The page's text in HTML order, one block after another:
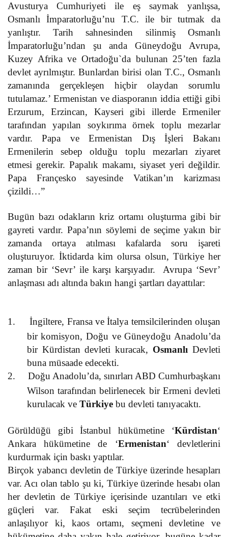
Avusturya Cumhuriyeti ile eş saymak yanlışsa,
Osmanlı İmparatorluğu’nu T.C. ile bir tutmak da
yanlıştır. Tarih sahnesinden silinmiş Osmanlı
İmparatorluğu’ndan şu anda Güneydoğu Avrupa,
Kuzey Afrika ve Ortadoğu`da bulunan 25’ten fazla
devlet ayrılmıştır. Bunlardan birisi olan T.C., Osmanlı
zamanında gerçekleşen hiçbir olaydan sorumlu
tutulamaz.’ Ermenistan ve diasporanın iddia ettiği gibi
Erzurum, Erzincan, Kayseri gibi illerde Ermeniler
tarafından yapılan soykırıma örnek toplu mezarlar
vardır. Papa ve Ermenistan Dış İşleri Bakanı
Ermenilerin sebep olduğu toplu mezarları ziyaret
etmesi gerekir. Papalık makamı, siyaset yeri değildir.
Papa Françesko sayesinde Vatikan’ın karizması
çizildi…”
Bugün bazı odakların kriz ortamı oluşturma gibi bir
gayreti vardır. Papa’nın söylemi de seçime yakın bir
zamanda ortaya atılması kafalarda soru işareti
oluşturuyor. İktidarda kim olursa olsun, Türkiye her
zaman bir ‘Sevr’ ile karşı karşıyadır. Avrupa ‘Sevr’
anlaşması adı altında bakın hangi şartları dayattılar:
1.
İngiltere, Fransa ve İtalya temsilcilerinden oluşan
bir komisyon, Doğu ve Güneydoğu Anadolu’da
bir Kürdistan devleti kuracak, Osmanlı Devleti
buna müsaade edecekti.
2.
Doğu Anadolu’da, sınırları ABD Cumhurbaşkanı
Wilson tarafından belirlenecek bir Ermeni devleti
kurulacak ve Türkiyebu devleti tanıyacaktı.
Görüldüğü gibi İstanbul hükümetine ‘Kürdistan‘
Ankara hükümetine de ‘Ermenistan‘ devletlerini
kurdurmak için baskı yaptılar.
Birçok yabancı devletin de Türkiye üzerinde hesapları
var. Acı olan tablo şu ki, Türkiye üzerinde hesabı olan
her devletin de Türkiye içerisinde uzantıları ve etki
güçleri var. Fakat eski seçim tecrübelerinden
anlaşılıyor ki, kaos ortamı, seçmeni devletine ve